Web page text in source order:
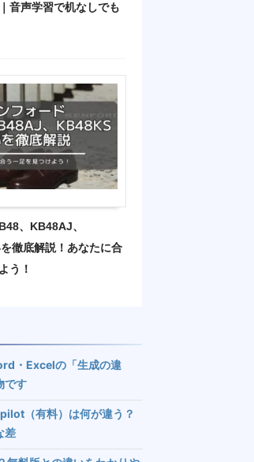
音声学習で机なしでも
、KB48AJ、
徹底解説！あなたに合
う！
・Excelの「生成の違
です
（有料）は何が違う？
差